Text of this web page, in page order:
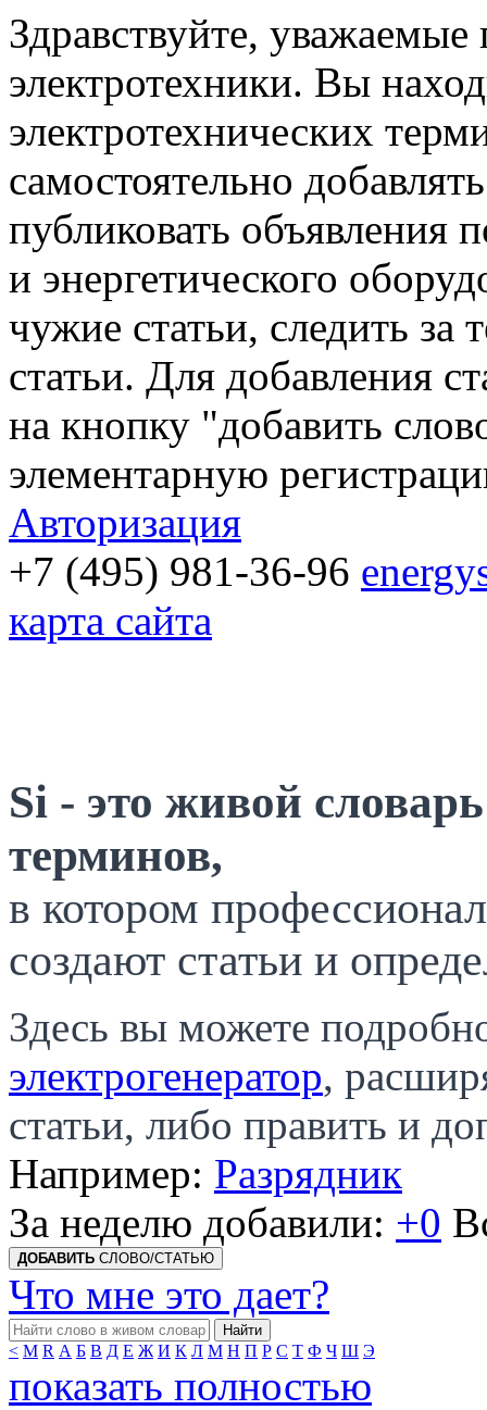
Здравствуйте,
электротехники. Вы
электротехнических
самостоятельно
публиковать объявления
и энергетического
чужие статьи, следить
статьи. Для добавления
на кнопку "добавить
элементарную
Авторизация
+7 (495) 981-36-96
карта сайта
Si - это живой
терминов,
в котором
создают статьи и
Здесь вы можете
электрогенератор,
статьи, либо править и
Например: Разрядник
За неделю добавили: +0
ДОБАВИТЬ СЛОВО/СТАТЬЮ
Что мне это дает?
Найти
< M R А Б В Д Е Ж И К Л М Н П Р С Т Ф Ч Ш Э
показать полностью